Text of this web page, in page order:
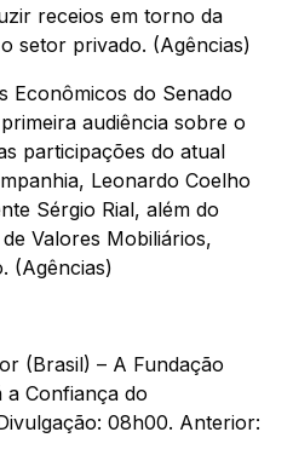
receios em torno da
setor privado. (Agências)
Econômicos do Senado
audiência sobre o
participações do atual
Leonardo Coelho
Sérgio Rial, além do
Valores Mobiliários,
(Agências)
(Brasil) – A Fundação
a Confiança do
08h00. Anterior: